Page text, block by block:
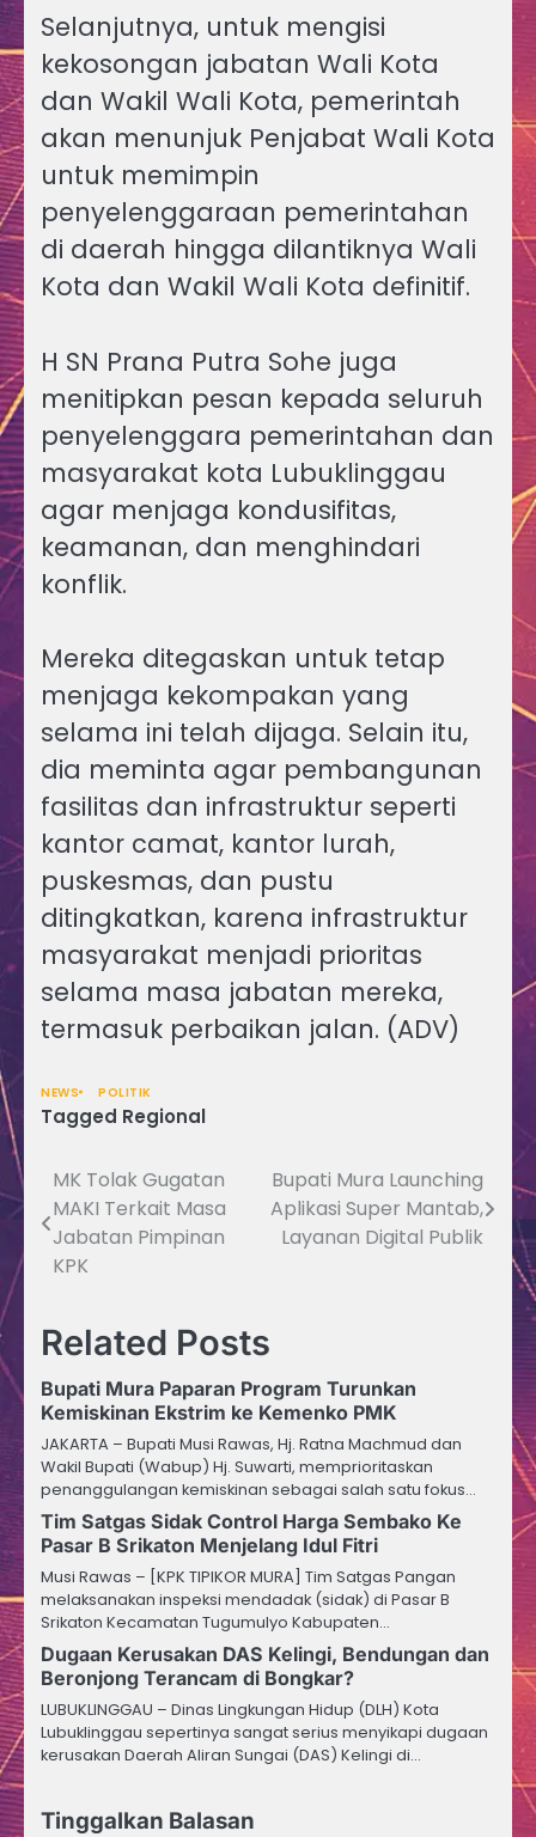
Selanjutnya, untuk mengisi
kekosongan jabatan Wali Kota
dan Wakil Wali Kota, pemerintah
akan menunjuk Penjabat Wali Kota
untuk memimpin
penyelenggaraan pemerintahan
di daerah hingga dilantiknya Wali
Kota dan Wakil Wali Kota definitif.
H SN Prana Putra Sohe juga
menitipkan pesan kepada seluruh
penyelenggara pemerintahan dan
masyarakat kota Lubuklinggau
agar menjaga kondusifitas,
keamanan, dan menghindari
konflik.
Mereka ditegaskan untuk tetap
menjaga kekompakan yang
selama ini telah dijaga. Selain itu,
dia meminta agar pembangunan
fasilitas dan infrastruktur seperti
kantor camat, kantor lurah,
puskesmas, dan pustu
ditingkatkan, karena infrastruktur
masyarakat menjadi prioritas
selama masa jabatan mereka,
termasuk perbaikan jalan. (ADV)
NEWS POLITIK
Tagged Regional
Navigasi
pos
MK Tolak Gugatan
MAKI Terkait Masa
Jabatan Pimpinan
KPK
Bupati Mura Launching
Aplikasi Super Mantab,
Layanan Digital Publik
Related Posts
Bupati Mura Paparan Program Turunkan
Kemiskinan Ekstrim ke Kemenko PMK
JAKARTA – Bupati Musi Rawas, Hj. Ratna Machmud dan
Wakil Bupati (Wabup) Hj. Suwarti, memprioritaskan
penanggulangan kemiskinan sebagai salah satu fokus…
Tim Satgas Sidak Control Harga Sembako Ke
Pasar B Srikaton Menjelang Idul Fitri
Musi Rawas – [KPK TIPIKOR MURA] Tim Satgas Pangan
melaksanakan inspeksi mendadak (sidak) di Pasar B
Srikaton Kecamatan Tugumulyo Kabupaten…
Dugaan Kerusakan DAS Kelingi, Bendungan dan
Beronjong Terancam di Bongkar?
LUBUKLINGGAU – Dinas Lingkungan Hidup (DLH) Kota
Lubuklinggau sepertinya sangat serius menyikapi dugaan
kerusakan Daerah Aliran Sungai (DAS) Kelingi di…
Tinggalkan Balasan